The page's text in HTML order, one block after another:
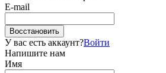
E-mail
Восстановить
У вас есть аккаунт?Войти
Напишите нам
Имя